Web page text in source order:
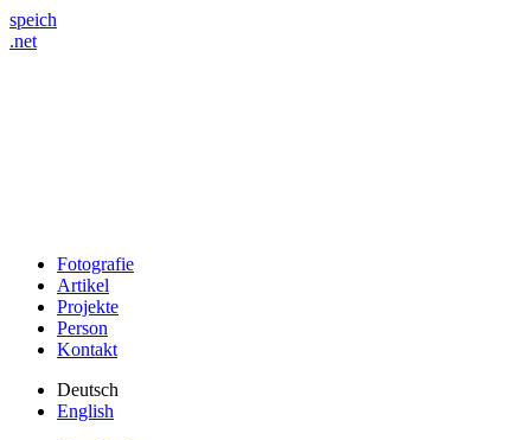
speich
.net
Fotografie
Artikel
Projekte
Person
Kontakt
Deutsch
English